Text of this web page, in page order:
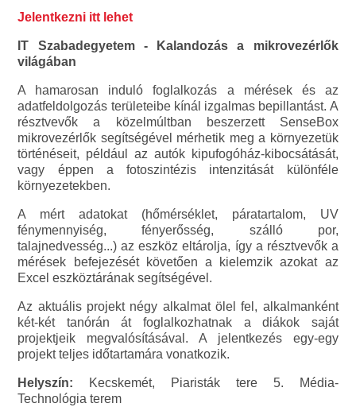
Jelentkezni itt lehet
IT Szabadegyetem - Kalandozás a mikrovezérlők
világában
A hamarosan induló foglalkozás a mérések és az
adatfeldolgozás területeibe kínál izgalmas bepillantást. A
résztvevők a közelmúltban beszerzett SenseBox
mikrovezérlők segítségével mérhetik meg a környezetük
történéseit, például az autók kipufogóház-kibocsátását,
vagy éppen a fotoszintézis intenzitását különféle
környezetekben.
A mért adatokat (hőmérséklet, páratartalom, UV
fénymennyiség, fényerősség, szálló por,
talajnedvesség...) az eszköz eltárolja, így a résztvevők a
mérések befejezését követően a kielemzik azokat az
Excel eszköztárának segítségével.
Az aktuális projekt négy alkalmat ölel fel, alkalmanként
két-két tanórán át foglalkozhatnak a diákok saját
projektjeik megvalósításával. A jelentkezés egy-egy
projekt teljes időtartamára vonatkozik.
Helyszín: Kecskemét, Piaristák tere 5. Média-
Technológia terem